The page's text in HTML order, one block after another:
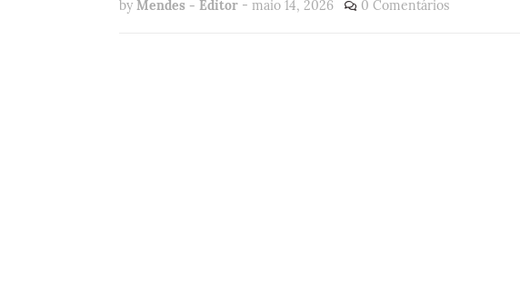
by Mendes - Editor - maio 14, 2026 0 Comentários